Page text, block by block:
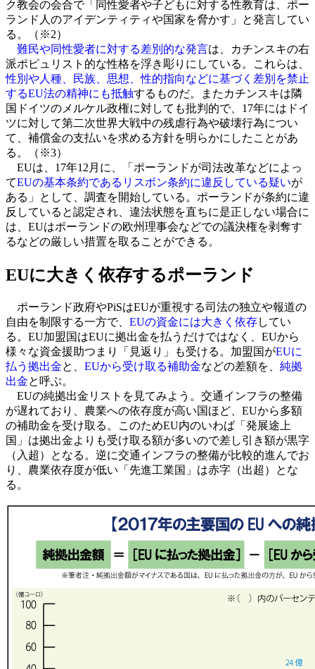
ク教会の会合で「同性愛者や子どもに対する性教育は、ポー
ランド人のアイデンティティや国家を脅かす」と発言してい
る。（※2）
難民や同性愛者に対する差別的な発言は、カチンスキの右
派ポピュリスト的な性格を浮き彫りにしている。これらは、
性別や人種、民族、思想、性的指向などに基づく差別を禁止
するEU法の精神にも抵触するものだ。またカチンスキは隣
国ドイツのメルケル政権に対しても批判的で、17年にはドイ
ツに対して第二次世界大戦中の残虐行為や破壊行為につい
て、補償金の支払いを求める方針を明らかにしたことがあ
る。（※3）
EUは、17年12月に、「ポーランドが司法改革などによっ
てEUの基本条約であるリスボン条約に違反している疑いが
ある」として、調査を開始している。ポーランドが条約に違
反していると認定され、違法状態を直ちに是正しない場合に
は、EUはポーランドの欧州理事会などでの議決権を剥奪す
るなどの厳しい措置を取ることができる。
EUに大きく依存するポーランド
ポーランド政府やPiSはEUが重視する司法の独立や報道の
自由を制限する一方で、 EUの資金には大きく依存してい
る。EU加盟国はEUに拠出金を払うだけではなく、EUから
様々な資金援助つまり「見返り」も受ける。加盟国がEUに
払う拠出金と、 EUから受け取る補助金などの差額を、 純拠
出金と呼ぶ。
EUの純拠出金リストを見てみよう。交通インフラの整備
が遅れており、農業への依存度が高い国ほど、EUから多額
の補助金を受け取る。このためEU内のいわば「発展途上
国」は拠出金よりも受け取る額が多いので差し引き額が黒字
（入超）となる。逆に交通インフラの整備が比較的進んでお
り、農業依存度が低い「先進工業国」は赤字（出超）とな
る。